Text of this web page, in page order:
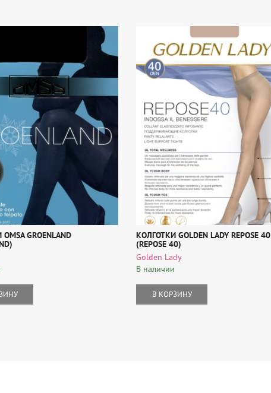
GROENLAND
КОЛГОТКИ GOLDEN LADY REPOSE 40
(REPOSE 40)
Golden Lady
В наличии
В КОРЗИНУ